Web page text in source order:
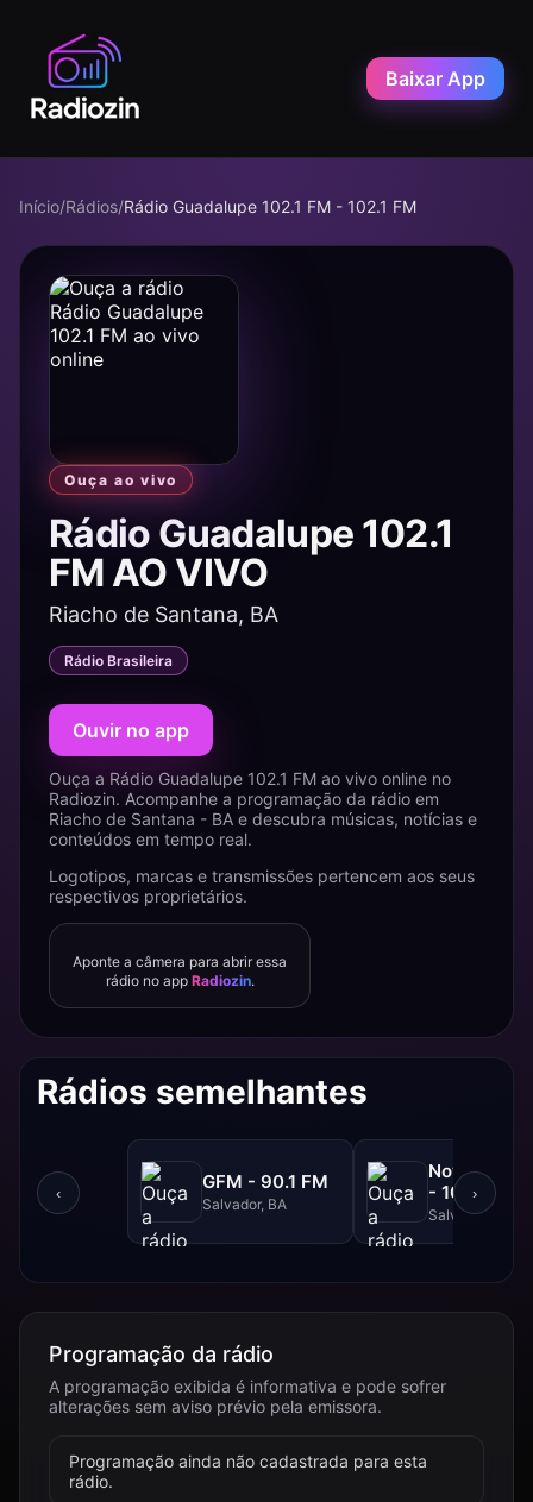
Baixar App
Início/Rádios/Rádio Guadalupe 102.1 FM - 102.1 FM
Ouça ao vivo
Rádio Guadalupe 102.1
FM AO VIVO
Riacho de Santana, BA
Rádio Brasileira
Ouvir no app
Ouça a Rádio Guadalupe 102.1 FM ao vivo online no
Radiozin. Acompanhe a programação da rádio em
Riacho de Santana - BA e descubra músicas, notícias e
conteúdos em tempo real.
Logotipos, marcas e transmissões pertencem aos seus
respectivos proprietários.
Aponte a câmera para abrir essa
rádio no app Radiozin.
Rádios semelhantes
‹
GFM - 90.1 FM
Salvador, BA
NovaBrasil
- 104.7 FM
Salvador, BA
›
Programação da rádio
A programação exibida é informativa e pode sofrer
alterações sem aviso prévio pela emissora.
Programação ainda não cadastrada para esta
rádio.